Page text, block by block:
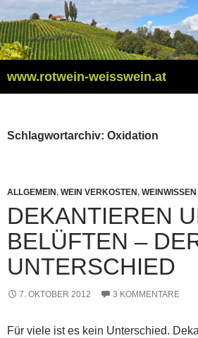
Inhalt
springen
www.rotwein-weisswein.at
Schlagwortarchiv: Oxidation
ALLGEMEIN , WEIN VERKOSTEN , WEINWISSEN
DEKANTIEREN
BELÜFTEN –
UNTERSCHIED
7. OKTOBER 2012 3 KOMMENTARE
Für viele ist es kein Unterschied.